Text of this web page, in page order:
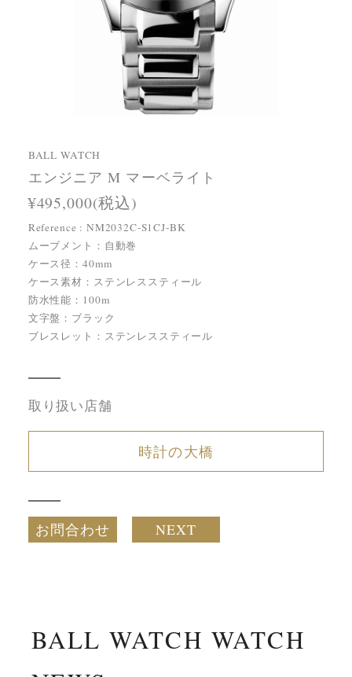
BALL WATCH
エンジニア M マーベライト
¥495,000(税込)
Reference : NM2032C-S1CJ-BK
ムーブメント：自動巻
ケース径：40mm
ケース素材：ステンレススティール
防水性能：100m
文字盤：ブラック
ブレスレット：ステンレススティール
取り扱い店舗
時計の大橋
お問合わせ NEXT
BALL WATCH WATCH